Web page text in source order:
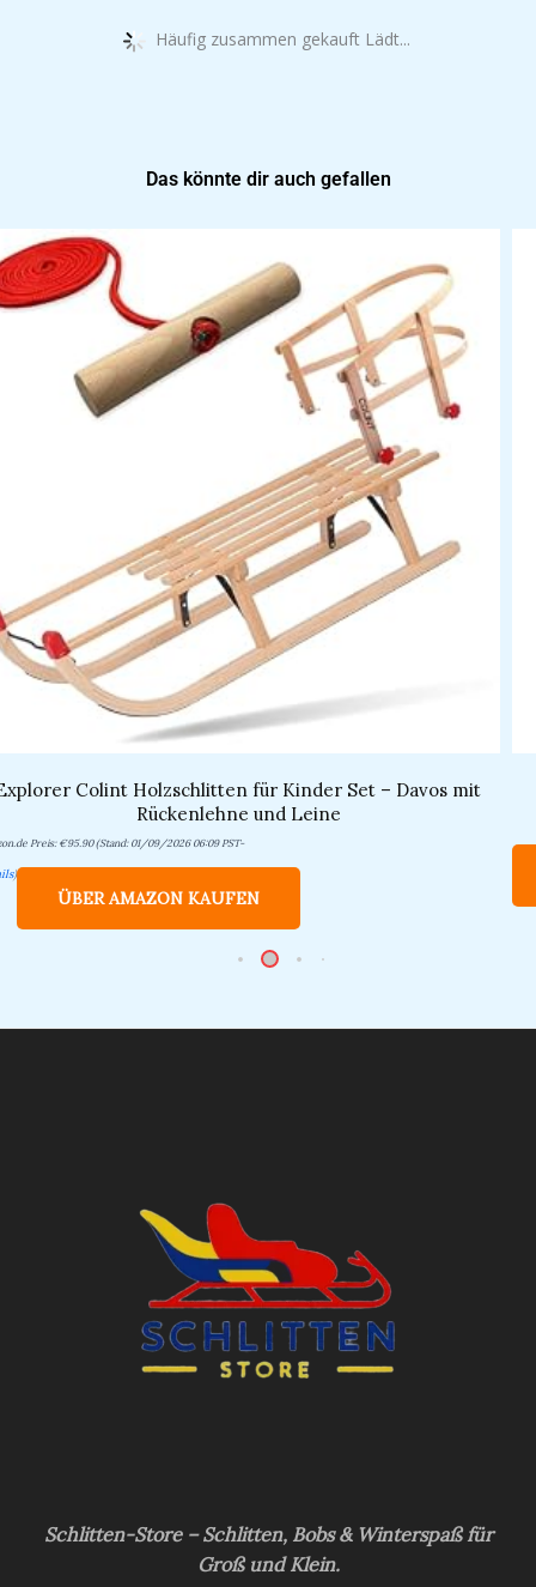
Häufig zusammen gekauft Lädt...
Das könnte dir auch gefallen
Colint Holzschlitten für Kinder Set – Davos mit
Rückenlehne und Leine
Preis:€95.90(Stand: 01/09/2026 06:09 PST-
)
ÜBER AMAZON KAUFEN
Schlitten-Store – Schlitten, Bobs & Winterspaß für
Groß und Klein.